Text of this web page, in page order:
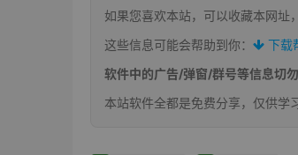
如果您喜欢本站，可以收藏本网址
这些信息可能会帮助到你：
下载
软件中的广告/弹窗/群号等信息切
本站软件全都是免费分享，仅供学